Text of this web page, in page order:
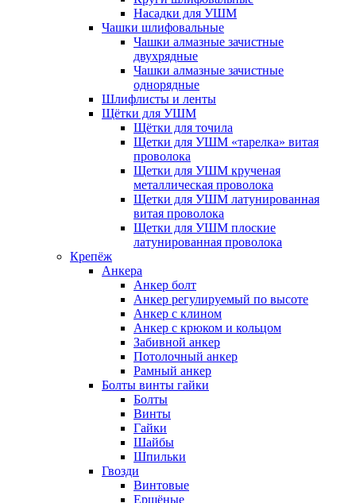
Насадки для УШМ
Чашки шлифовальные
Чашки алмазные зачистные
двухрядные
Чашки алмазные зачистные
однорядные
Шлифлисты и ленты
Щётки для УШМ
Щётки для точила
Щетки для УШМ «тарелка» витая
проволока
Щетки для УШМ крученая
металлическая проволока
Щетки для УШМ латунированная
витая проволока
Щетки для УШМ плоские
латунированная проволока
Крепёж
Анкера
Анкер болт
Анкер регулируемый по высоте
Анкер с клином
Анкер с крюком и кольцом
Забивной анкер
Потолочный анкер
Рамный анкер
Болты винты гайки
Болты
Винты
Гайки
Шайбы
Шпильки
Гвозди
Винтовые
Ершёные